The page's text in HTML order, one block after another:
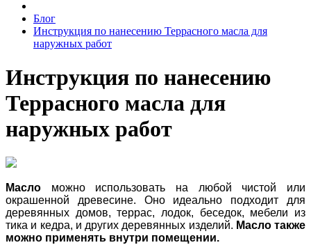
Блог
Инструкция по нанесению Террасного масла для
наружных работ
Инструкция по нанесению
Террасного масла для
наружных работ
Масло можно использовать на любой чистой или
окрашенной древесине. Оно идеально подходит для
деревянных домов, террас, лодок, беседок, мебели из
тика и кедра, и других деревянных изделий. Масло также
можно применять внутри помещении.